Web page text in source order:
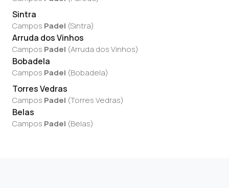
Sintra
Campos Padel (Sintra)
Arruda dos Vinhos
Campos Padel (Arruda dos Vinhos)
Bobadela
Campos Padel (Bobadela)
Torres Vedras
Campos Padel (Torres Vedras)
Belas
Campos Padel (Belas)